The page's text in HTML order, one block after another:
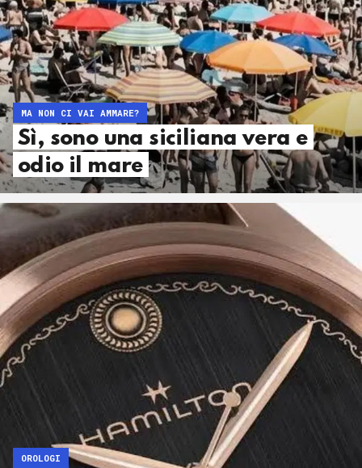
MA NON CI VAI AMMARE?
Sì, sono una siciliana vera e
odio il mare
OROLOGI